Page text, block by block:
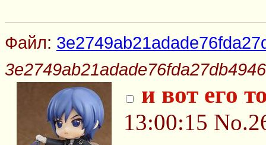
Файл:
и вот его
13:00:15